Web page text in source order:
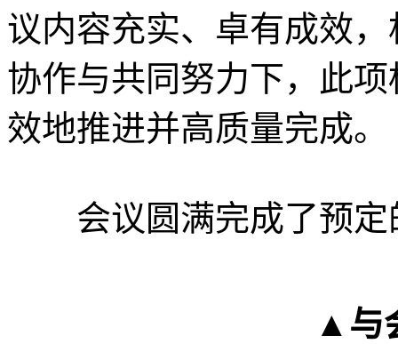
议内容充实、卓有成效
协作与共同努力下，此
效地推进并高质量完成。
会议圆满完成了预定
▲与